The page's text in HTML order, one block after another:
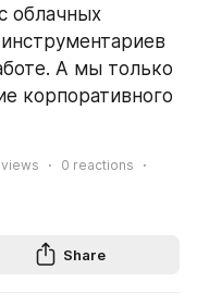
облачных
А мы только
корпоративного
views 0 reactions
Share